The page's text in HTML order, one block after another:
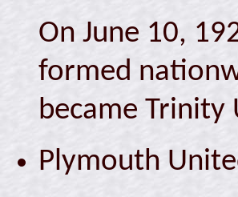
On June 10,
formed
became Trinity
Plymouth